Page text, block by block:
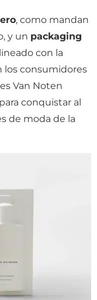
, como mandan
y un packaging
con la
los consumidores
Van Noten
conquistar al
de moda de la